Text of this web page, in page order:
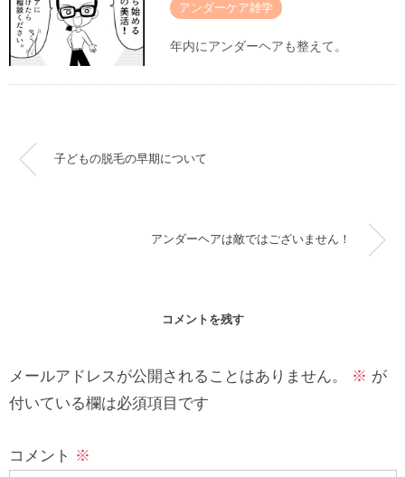
アンダーケア雑学
年内にアンダーヘアも整えて。
子どもの脱毛の早期について
アンダーヘアは敵ではございません！
コメントを残す
メールアドレスが公開されることはありません。 ※ が
付いている欄は必須項目です
コメント ※